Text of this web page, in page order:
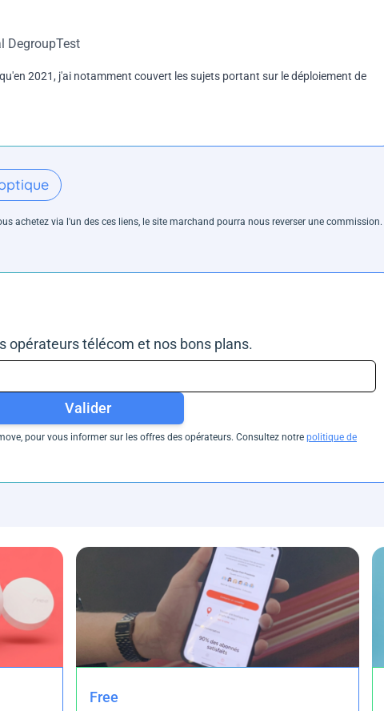
DegroupTest
2021, j'ai notamment couvert les sujets portant sur le déploiement de
achetez via l'un des ces liens, le site marchand pourra nous reverser une commission.
opérateurs télécom et nos bons plans.
Valider
pour vous informer sur les offres des opérateurs. Consultez notre politique de
Free